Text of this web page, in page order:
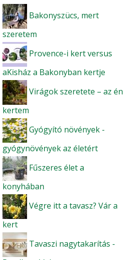
Bakonyszücs, mert
szeretem
Provence-i kert versus
aKisház a Bakonyban kertje
Virágok szeretete – az én
kertem
Gyógyító növények -
gyógynövények az életért
Fűszeres élet a
konyhában
Végre itt a tavasz? Vár a
kert
Tavaszi nagytakarítás -